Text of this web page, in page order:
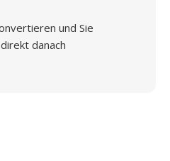
und Sie
danach